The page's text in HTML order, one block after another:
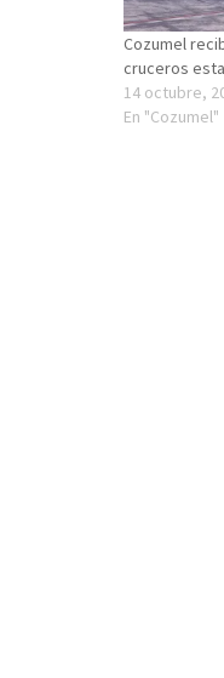
Cozumel
cruceros
14 octubre,
En "Cozumel"